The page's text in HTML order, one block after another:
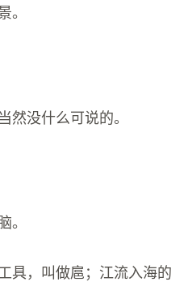
。
然没什么可说的。
。
具，叫做扈；江流入海的